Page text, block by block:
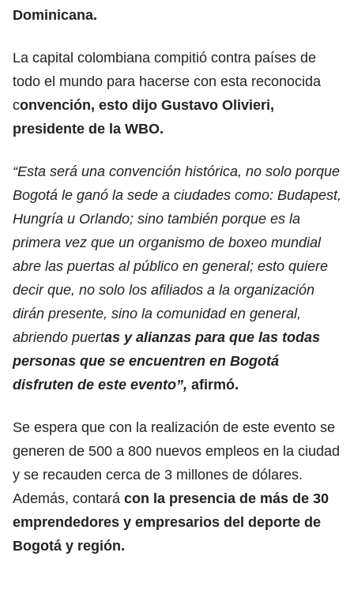
Dominicana.
La capital colombiana compitió contra países de
todo el mundo para hacerse con esta reconocida
convención, esto dijo Gustavo Olivieri,
presidente de la WBO.
“Esta será una convención histórica, no solo porque
Bogotá le ganó la sede a ciudades como: Budapest,
Hungría u Orlando; sino también porque es la
primera vez que un organismo de boxeo mundial
abre las puertas al público en general; esto quiere
decir que, no solo los afiliados a la organización
dirán presente, sino la comunidad en general,
abriendo puertas y alianzas para que las todas
personas que se encuentren en Bogotá
disfruten de este evento”, afirmó.
Se espera que con la realización de este evento se
generen de 500 a 800 nuevos empleos en la ciudad
y se recauden cerca de 3 millones de dólares.
Además, contará con la presencia de más de 30
emprendedores y empresarios del deporte de
Bogotá y región.